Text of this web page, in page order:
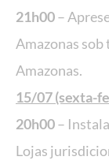
21h00–
Amazonas
Amazonas.
15/07 (sexta-
20h00–
Lojas